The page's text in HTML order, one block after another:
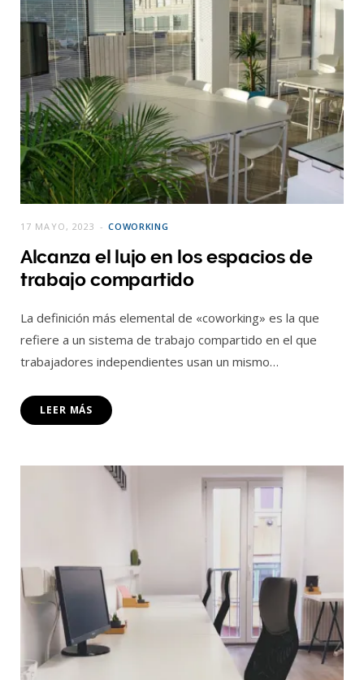
COWORKING
17 MAYO, 2023
Alcanza el lujo en los espacios de
trabajo compartido
La definición más elemental de «coworking» es la que
refiere a un sistema de trabajo compartido en el que
trabajadores independientes usan un mismo…
LEER MÁS